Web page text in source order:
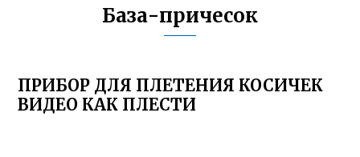
База-причесок
ПРИБОР ДЛЯ ПЛЕТЕНИЯ КОСИЧЕК
ВИДЕО КАК ПЛЕСТИ